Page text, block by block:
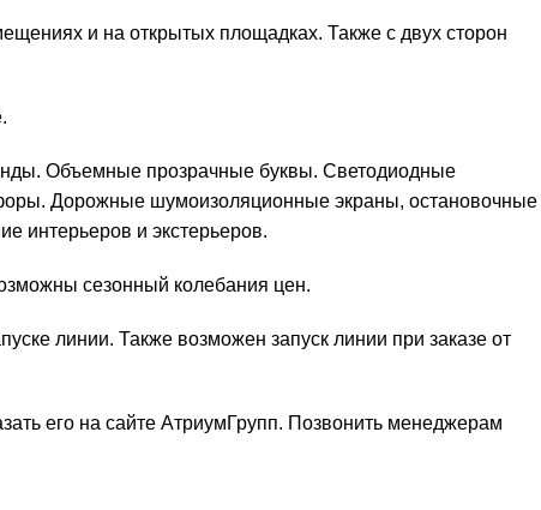
и на открытых площадках. Также с двух сторон
Объемные прозрачные буквы. Светодиодные
Дорожные шумоизоляционные экраны, остановочные
интерьеров и экстерьеров.
сезонный колебания цен.
линии. Также возможен запуск линии при заказе от
его на сайте АтриумГрупп. Позвонить менеджерам